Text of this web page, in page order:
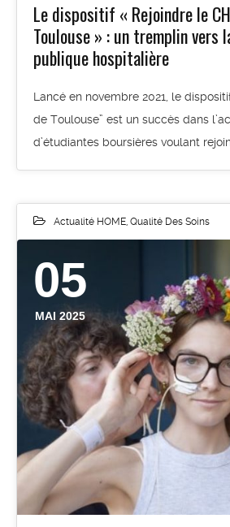
Le dispositif « Rejoindre le
Toulouse » : un tremplin vers
publique hospitalière
Lancé en novembre 2021, le
de Toulouse” est un succès dans
d’étudiantes boursières voulant
Actualité HOME, Qualité Des Soins
05
MAI 2025